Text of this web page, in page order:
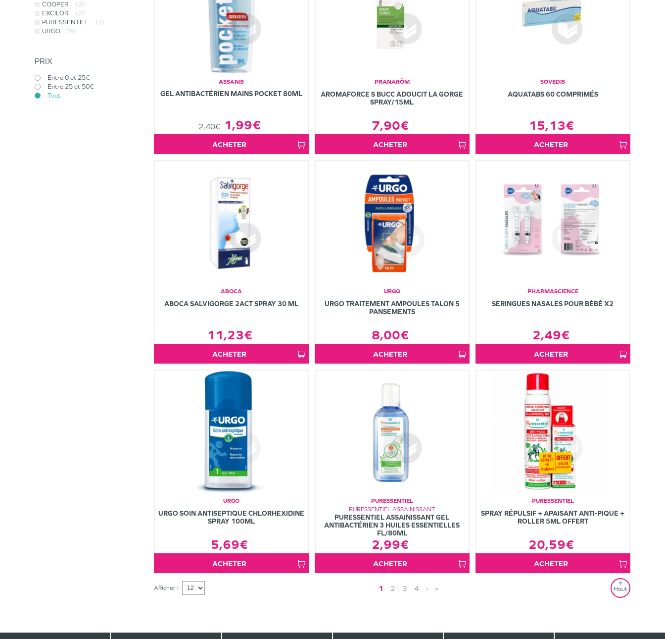
COOPER
(2)
EXCILOR
(2)
PURESSENTIEL
(4)
URGO
(9)
PRIX
Entre 0 et 25€
Entre 25 et 50€
Tous
ASSANIS
GEL ANTIBACTÉRIEN MAINS POCKET 80ML
2,40€ 1,99€
ACHETER
PRANARÔM
AROMAFORCE S BUCC ADOUCIT LA GORGE
SPRAY/15ML
7,90€
ACHETER
SOVEDIS
AQUATABS 60 COMPRIMÉS
15,13€
ACHETER
ABOCA
ABOCA SALVIGORGE 2ACT SPRAY 30 ML
11,23€
ACHETER
URGO
URGO TRAITEMENT AMPOULES TALON 5
PANSEMENTS
8,00€
ACHETER
PHARMASCIENCE
SERINGUES NASALES POUR BÉBÉ X2
2,49€
ACHETER
URGO
URGO SOIN ANTISEPTIQUE CHLORHEXIDINE
SPRAY 100ML
5,69€
ACHETER
PURESSENTIEL
PURESSENTIEL ASSAINISSANT
PURESSENTIEL ASSAINISSANT GEL
ANTIBACTÉRIEN 3 HUILES ESSENTIELLES
FL/80ML
2,99€
ACHETER
PURESSENTIEL
SPRAY RÉPULSIF + APAISANT ANTI-PIQUE +
ROLLER 5ML OFFERT
20,59€
ACHETER
Afficher : 1 2 3 4 › » Haut